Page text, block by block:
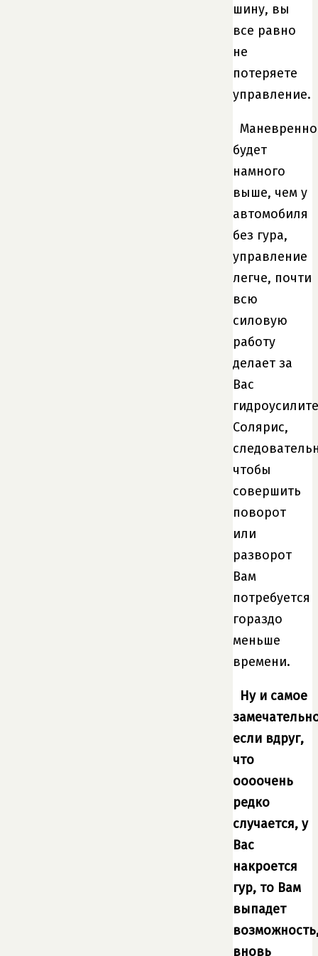
шину, вы
все равно
не
потеряете
управление.
будет
намного
выше, чем у
автомобиля
без гура,
управление
легче, почти
всю
силовую
работу
делает за
Вас
Солярис,
чтобы
совершить
поворот
или
разворот
Вам
потребуется
гораздо
меньше
времени.
Ну и самое
если вдруг,
что
оооочень
редко
случается, у
Вас
накроется
гур, то Вам
выпадет
вновь